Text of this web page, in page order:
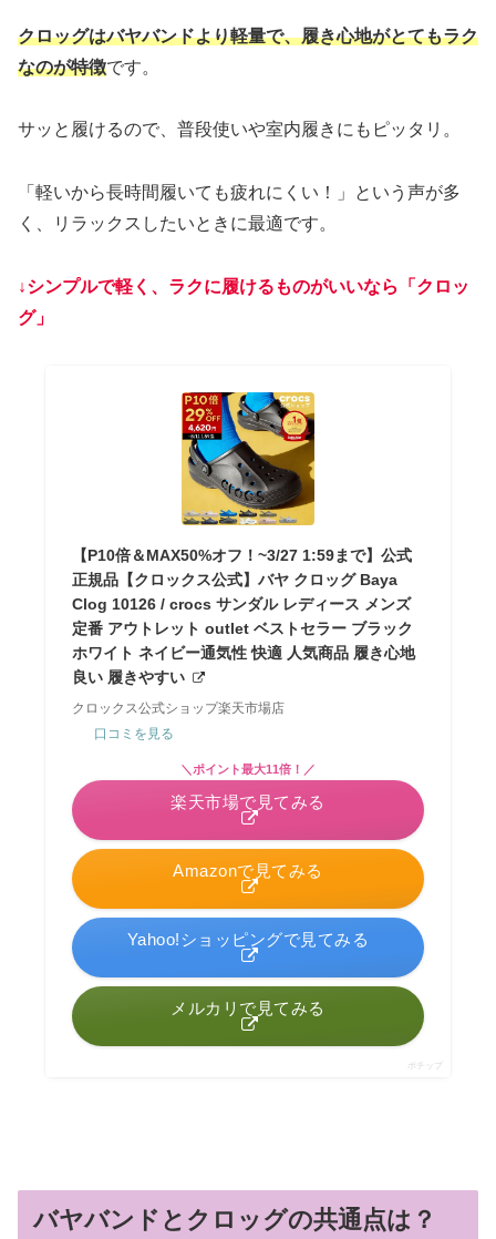
クロッグはバヤバンドより軽量で、履き心地がとてもラク
なのが特徴です。
サッと履けるので、普段使いや室内履きにもピッタリ。
「軽いから長時間履いても疲れにくい！」という声が多
く、リラックスしたいときに最適です。
↓シンプルで軽く、ラクに履けるものがいいなら「クロッ
グ」
【P10倍＆MAX50%オフ！~3/27 1:59まで】公式
正規品【クロックス公式】バヤ クロッグ Baya
Clog 10126 / crocs サンダル レディース メンズ
定番 アウトレット outlet ベストセラー ブラック
ホワイト ネイビー通気性 快適 人気商品 履き心地
良い 履きやすい
クロックス公式ショップ楽天市場店
口コミを見る
Amazonで見てみる
＼ポイント最大11倍！／
楽天市場で見てみる
Yahoo!ショッピングで見てみる
メルカリで見てみる
ポチップ
バヤバンドとクロッグの共通点は？